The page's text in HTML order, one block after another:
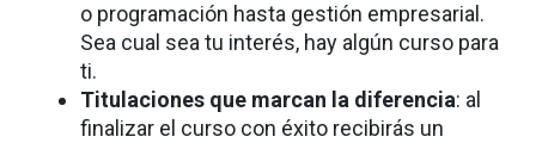
o programación hasta gestión empresarial.
Sea cual sea tu interés, hay algún curso para
ti.
Titulaciones que marcan la diferencia: al
finalizar el curso con éxito recibirás un